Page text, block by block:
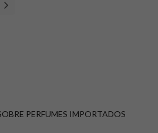
PERFUMES IMPORTADOS